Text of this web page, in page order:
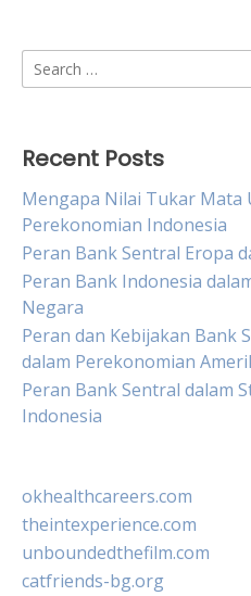
Search
for:
Recent Posts
Mengapa Nilai Tukar Mata
Perekonomian Indonesia
Peran Bank Sentral Eropa
Peran Bank Indonesia
Negara
Peran dan Kebijakan Bank
dalam Perekonomian
Peran Bank Sentral dalam
Indonesia
okhealthcareers.com
theintexperience.com
unboundedthefilm.com
catfriends-bg.org